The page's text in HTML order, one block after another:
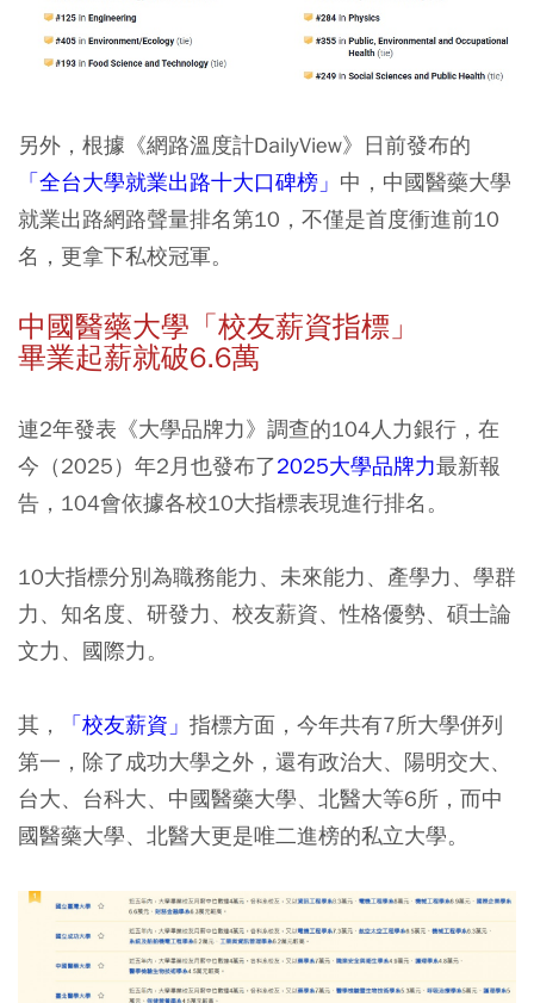
另外，根據《網路溫度計DailyView》日前發布的
「全台大學就業出路十大口碑榜」 中，中國醫藥大學
就業出路網路聲量排名第10，不僅是首度衝進前10
名，更拿下私校冠軍。
中國醫藥大學「校友薪資指標」
畢業起薪就破6.6萬
連2年發表《大學品牌力》調查的104人力銀行，在
今（2025）年2月也發布了2025大學品牌力最新報
告，104會依據各校10大指標表現進行排名。
10大指標分別為職務能力、未來能力、產學力、學群
力、知名度、研發力、校友薪資、性格優勢、碩士論
文力、國際力。
其， 「校友薪資」 指標方面，今年共有7所大學併列
第一，除了成功大學之外，還有政治大、陽明交大、
台大、台科大、中國醫藥大學、北醫大等6所，而中
國醫藥大學、北醫大更是唯二進榜的私立大學。